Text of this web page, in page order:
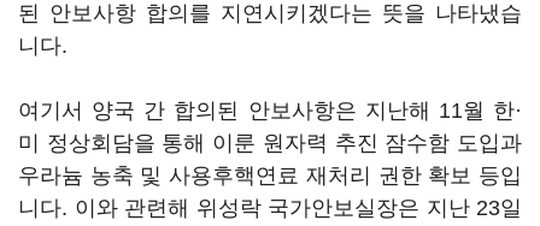
된 안보사항 합의를 지연시키겠다는 뜻을 나타냈습
니다.
여기서 양국 간 합의된 안보사항은 지난해 11월 한·
미 정상회담을 통해 이룬 원자력 추진 잠수함 도입과
우라늄 농축 및 사용후핵연료 재처리 권한 확보 등입
니다. 이와 관련해 위성락 국가안보실장은 지난 23일